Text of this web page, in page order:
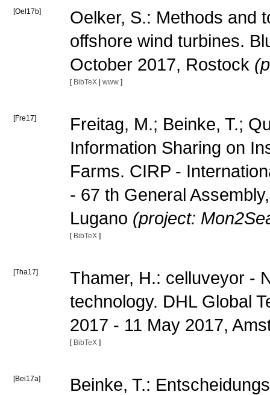
[Oel17b]
Oelker, S.: Methods and
offshore wind turbines.
October 2017, Rostock
[ BibTeX| www ]
[Fre17]
Freitag, M.; Beinke, T.;
Information Sharing on
Farms. CIRP -
- 67 th General
Lugano (project:
[ BibTeX ]
[Tha17]
Thamer, H.: celluveyor -
technology. DHL Global
2017 - 11 May 2017,
[ BibTeX ]
[Bei17a]
Beinke, T.: